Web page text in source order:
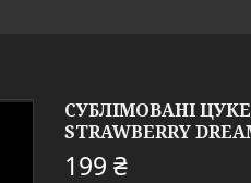
СУБЛІМОВАНІ
STRAWBERRY
199 ₴